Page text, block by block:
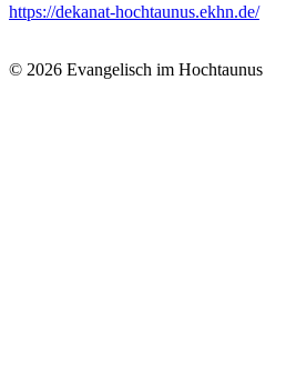
https://dekanat-hochtaunus.ekhn.de/
© 2026 Evangelisch im Hochtaunus